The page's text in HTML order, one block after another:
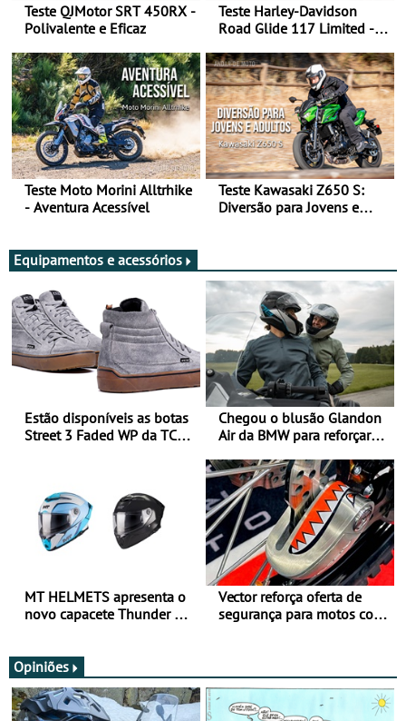
Teste QJMotor SRT 450RX -
Polivalente e Eficaz
Teste Harley-Davidson
Road Glide 117 Limited - A
Teste Moto Morini Alltrhike
- Aventura Acessível
Teste Kawasaki Z650 S:
Diversão para Jovens e
Equipamentos e acessórios
Estão disponíveis as botas
Street 3 Faded WP da TCX
Chegou o blusão Glandon
Air da BMW para reforçar
verão
MT HELMETS apresenta o
novo capacete Thunder 4 R
Vector reforça oferta de
segurança para motos com
Opiniões